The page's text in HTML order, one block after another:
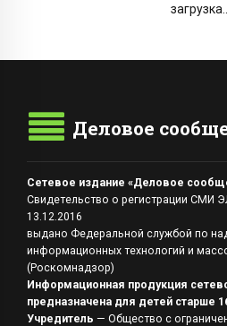
загрузка...
Деловое
Сетевое издание «Деловое
Свидетельство о регистрации СМИ
13.12.2016
выдано Федеральной службой по
информационных технологий и
(Роскомнадзор)
Информационная продукция
предназначена для детей старше
Учредитель — Общество с